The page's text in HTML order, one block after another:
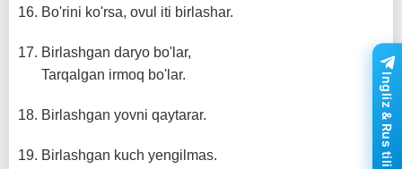
Bo'rini ko'rsa, ovul iti birlashar.
Birlashgan daryo bo'lar,
Tarqalgan irmoq bo'lar.
Birlashgan yovni qaytarar.
Birlashgan kuch yengilmas. Ingliz & Rus tili